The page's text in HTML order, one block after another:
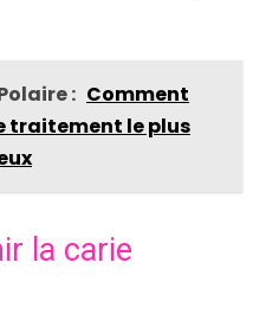
: Comment
traitement le plus
la carie